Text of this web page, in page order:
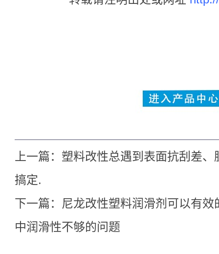
上一篇： 塑料改性总遇到表面抗刮差
搞定.
下一篇： 尼龙改性塑料润滑剂可以有
中润滑性不够的问题